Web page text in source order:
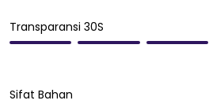
Transparansi 30S
Sifat Bahan